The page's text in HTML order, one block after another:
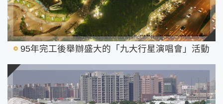
95年完工後舉辦盛大的「九大行星演唱會」活動